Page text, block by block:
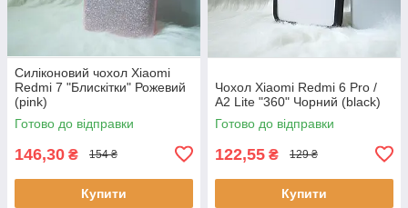
Силіконовий чохол Xiaomi
Redmi 7 "Блискітки" Рожевий
(pink)
Готово до відправки
146,30 ₴ 154 ₴
Купити
Чохол Xiaomi Redmi 6 Pro /
A2 Lite "360" Чорний (black)
Готово до відправки
122,55 ₴ 129 ₴
Купити